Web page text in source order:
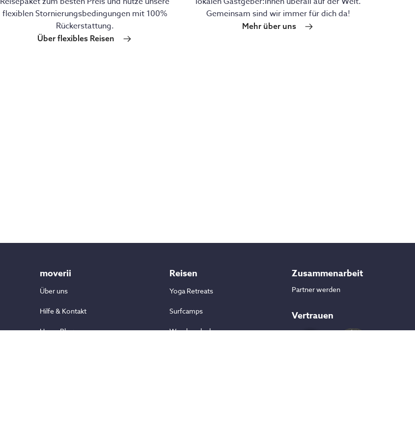
flexiblen Stornierungsbedingungen mit 100%
Rückerstattung.
Über flexibles Reisen
Gemeinsam sind wir immer für dich da!
Mehr über uns
moverii
Über uns
Hilfe & Kontakt
Unser Blog
Reisen
Yoga Retreats
Surfcamps
Wanderurlaube
Zusammenarbeit
Partner werden
Vertrauen